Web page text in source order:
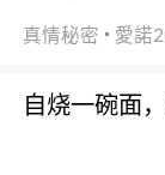
真情秘密 愛諾
自烧一碗面